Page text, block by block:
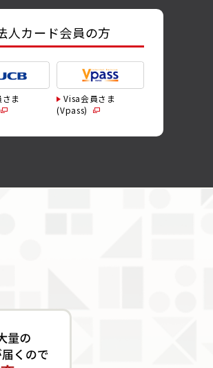
人カード会員の方
ま
Visa会員さま
(Vpass)